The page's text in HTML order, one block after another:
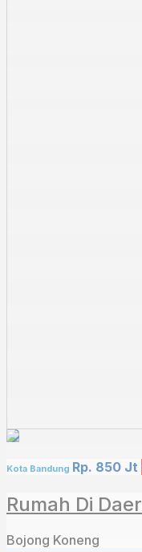
Kota Bandung Rp. 850 Jt
Rumah Di
Bojong Koneng